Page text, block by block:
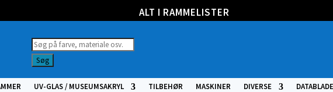
ALT I RAMMELISTER
Products
search
Søg
UV-GLAS / MUSEUMSAKRYL TILBEHØR MASKINER DIVERSE DATABLADE